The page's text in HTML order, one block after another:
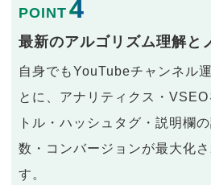
POINT 4
最新のアルゴリズム理解と
自身でもYouTubeチャンネル
とに、アナリティクス・
トル・ハッシュタグ・説明欄
数・コンバージョンが最大化
す。